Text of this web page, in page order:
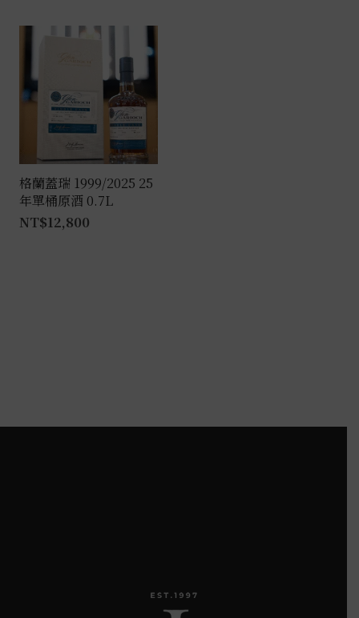
格蘭蓋瑞 1999/2025 25
年單桶原酒 0.7L
NT$12,800